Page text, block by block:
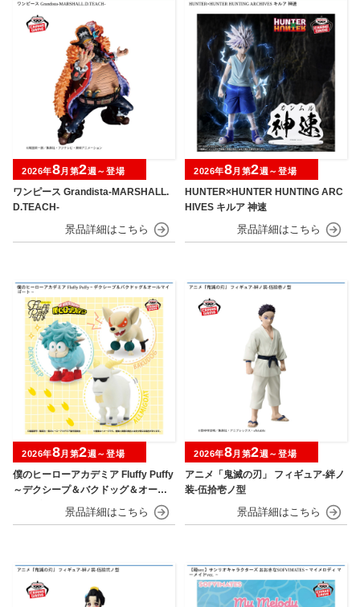
ワンピース Grandista-MARSHALL.
D.TEACH-
2026年8月第2週～登場
HUNTER×HUNTER HUNTING ARC
HIVES キルア 神速
2026年8月第2週～登場
僕のヒーローアカデミア Fluffy Puffy
～デクシープ＆バクドッグ＆オール
マイゴート～
2026年8月第2週～登場
アニメ「鬼滅の刃」 フィギュア-絆ノ
装-伍拾壱ノ型
2026年8月第2週～登場